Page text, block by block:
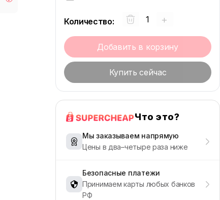
Количество: +
Добавить в корзину
Купить сейчас
Что это?
Мы заказываем напрямую
Цены в два–четыре раза ниже
Безопасные платежи
Принимаем карты любых банков
РФ